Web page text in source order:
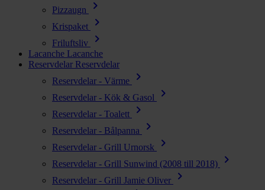
Pizzaugn chevron_right
Krispaket chevron_right
Friluftsliv chevron_right
Lacanche Lacanche
Reservdelar Reservdelar
Reservdelar - Värme
chevron_right
Reservdelar - Kök & Gasol chevron_right
Reservdelar - Toalett chevron_right
Reservdelar - Bålpanna chevron_right
Reservdelar - Grill Urnorsk chevron_right
Reservdelar - Grill Sunwind (2008 till 2018) chevron_right
Reservdelar - Grill Jamie Oliver chevron_right